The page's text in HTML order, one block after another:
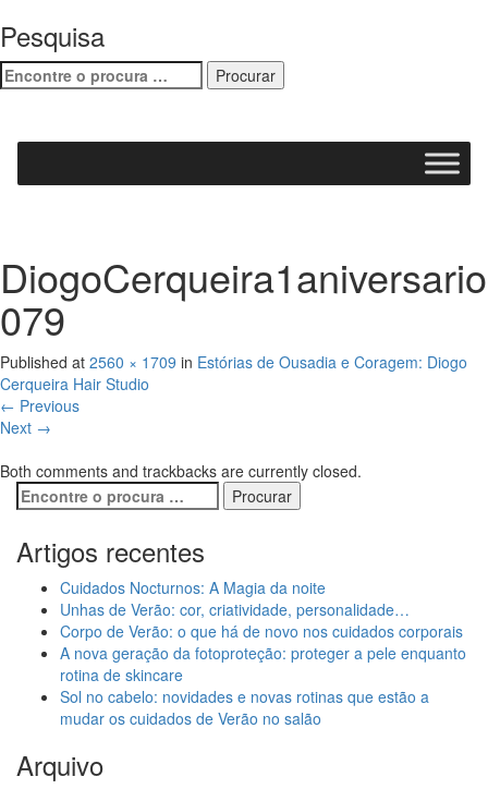
Pesquisa
079
Published at 2560 × 1709 in Estórias de Ousadia e Coragem: Diogo
Cerqueira Hair Studio
← Previous
Next →
Both comments and trackbacks are currently closed.
Artigos recentes
Cuidados Nocturnos: A Magia da noite
Unhas de Verão: cor, criatividade, personalidade…
Corpo de Verão: o que há de novo nos cuidados corporais
A nova geração da fotoproteção: proteger a pele enquanto
rotina de skincare
Sol no cabelo: novidades e novas rotinas que estão a
mudar os cuidados de Verão no salão
Arquivo